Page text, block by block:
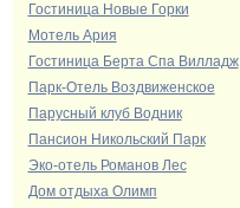
Гостиница Новые Горки
Мотель Ария
Гостиница Берта Спа Вилладж
Парк-Отель Воздвиженское
Парусный клуб Водник
Пансион Никольский Парк
Эко-отель Романов Лес
Дом отдыха Олимп